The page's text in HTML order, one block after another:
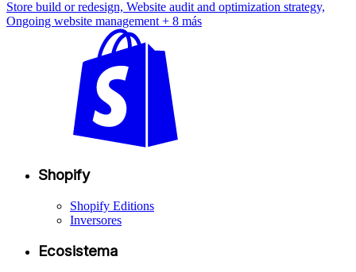
Store build or redesign, Website audit and optimization strategy,
Ongoing website management + 8 más
Shopify
Shopify Editions
Inversores
Ecosistema